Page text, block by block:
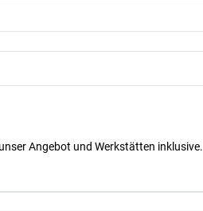
Angebot und Werkstätten inklusive.